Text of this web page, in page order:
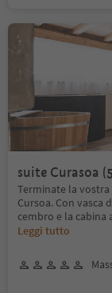
suite Curasoa
Terminate la
Cursoa. Con vasca
cembro e la cabina
Leggi tutto